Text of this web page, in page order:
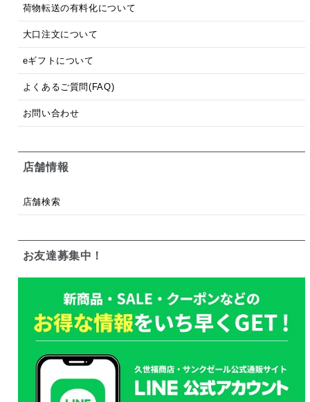
荷物転送の有料化について
大口注文について
eギフトについて
よくあるご質問(FAQ)
お問い合わせ
店舗情報
店舗検索
お友達募集中！